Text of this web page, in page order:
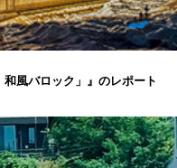
和風バロック」』のレポート